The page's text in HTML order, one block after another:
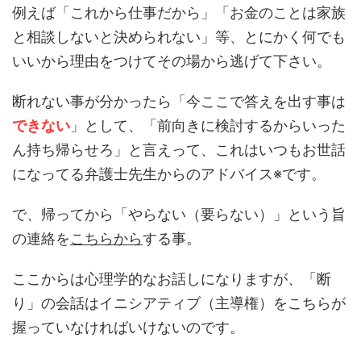
例えば「これから仕事だから」「お金のことは家族
と相談しないと決められない」等、とにかく何でも
いいから理由をつけてその場から逃げて下さい。
断れない事が分かったら「今ここで答えを出す事は
できない 」として、「前向きに検討するからいった
ん持ち帰らせろ」と言えって、これはいつもお世話
になってる弁護士先生からのアドバイス※です。
で、帰ってから「やらない（要らない）」という旨
の連絡をこちらからする事。
ここからは心理学的なお話しになりますが、「断
り」の会話はイニシアティブ（主導権）をこちらが
握っていなければいけないのです。